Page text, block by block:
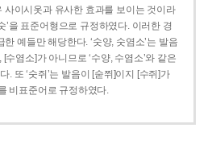
사이시옷과 유사한 효과를 보이는 것이라
숫’을 표준어형으로 규정하였다. 이러한 경
한 예들만 해당한다. ‘숫양, 숫염소’는 발음
수염소]가 아니므로 ‘수양, 수염소’와 같은
. 또 ‘숫쥐’는 발음이 [숟쮜]이지 [수쥐]가
비표준어로 규정하였다.